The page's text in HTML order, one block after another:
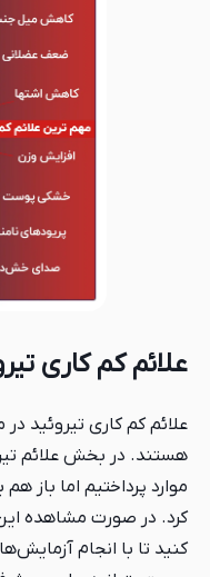
علائم کم کاری
علائم کم کاری تیروئید
هستند. در بخش علائم
موارد پرداختیم اما باز
کرد. در صورت مشاهده
کنید تا با انجام